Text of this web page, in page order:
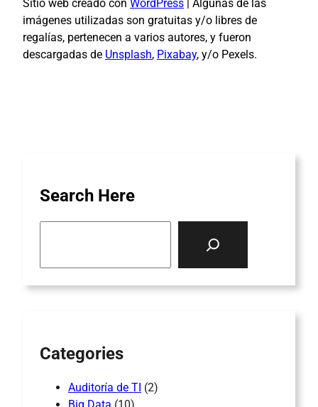
Sitio web creado con WordPress | Algunas de las
imágenes utilizadas son gratuitas y/o libres de
regalías, pertenecen a varios autores, y fueron
descargadas de Unsplash, Pixabay, y/o Pexels.
Search Here
Categories
Auditoría de TI (2)